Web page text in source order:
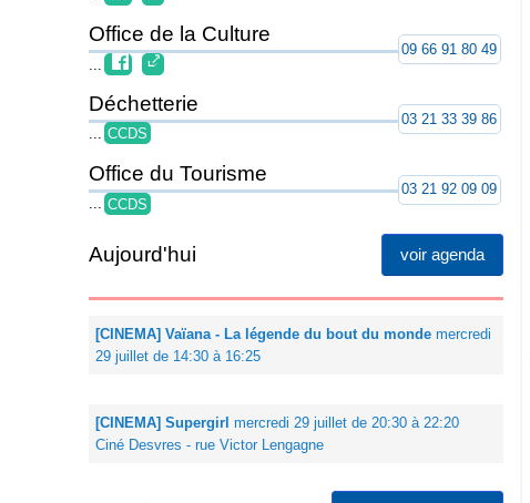
Office de la Culture
09 66 91 80 49
Déchetterie
CCDS
03 21 33 39 86
Office du Tourisme
... CCDS
03 21 92 09 09
voir agenda
Aujourd'hui
[CINEMA] Vaïana - La légende du bout du monde mercredi
29 juillet de 14:30 à 16:25
[CINEMA] Supergirl mercredi 29 juillet de 20:30 à 22:20
Ciné Desvres - rue Victor Lengagne